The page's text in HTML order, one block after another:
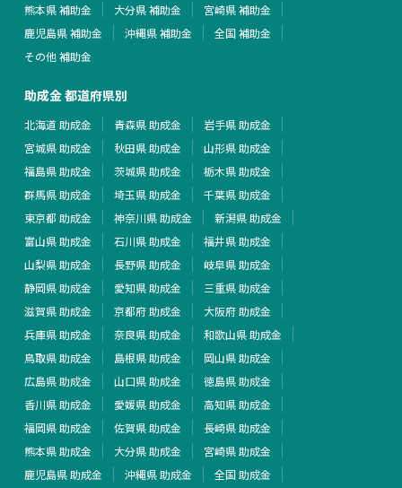
熊本県 補助金
大分県 補助金
宮崎県 補助金
鹿児島県 補助金
沖縄県 補助金
全国 補助金
その他 補助金
助成金 都道府県別
北海道 助成金 青森県 助成金
岩手県 助成金
宮城県 助成金
秋田県 助成金
山形県 助成金
福島県 助成金
茨城県 助成金
栃木県 助成金
群馬県 助成金
埼玉県 助成金
千葉県 助成金
東京都 助成金
神奈川県 助成金
新潟県 助成金
富山県 助成金
石川県 助成金
福井県 助成金
山梨県 助成金
長野県 助成金
岐阜県 助成金
静岡県 助成金
愛知県 助成金
三重県 助成金
滋賀県 助成金
京都府 助成金
大阪府 助成金
兵庫県 助成金
奈良県 助成金
和歌山県 助成金
鳥取県 助成金
島根県 助成金
岡山県 助成金
広島県 助成金
山口県 助成金
徳島県 助成金
香川県 助成金
愛媛県 助成金
高知県 助成金
福岡県 助成金
佐賀県 助成金
長崎県 助成金
熊本県 助成金
大分県 助成金
宮崎県 助成金
鹿児島県 助成金
沖縄県 助成金
全国 助成金